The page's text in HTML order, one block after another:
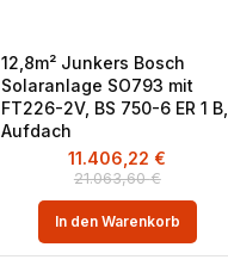
12,8m² Junkers Bosch
Solaranlage SO793 mit
FT226-2V, BS 750-6 ER 1 B,
Aufdach
21.063,60€
11.406,22 €
In den Warenkorb